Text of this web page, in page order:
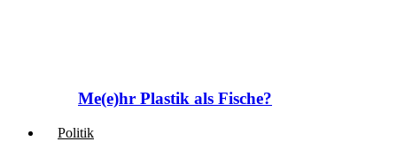
Me(e)hr Plastik als Fische?
Politik